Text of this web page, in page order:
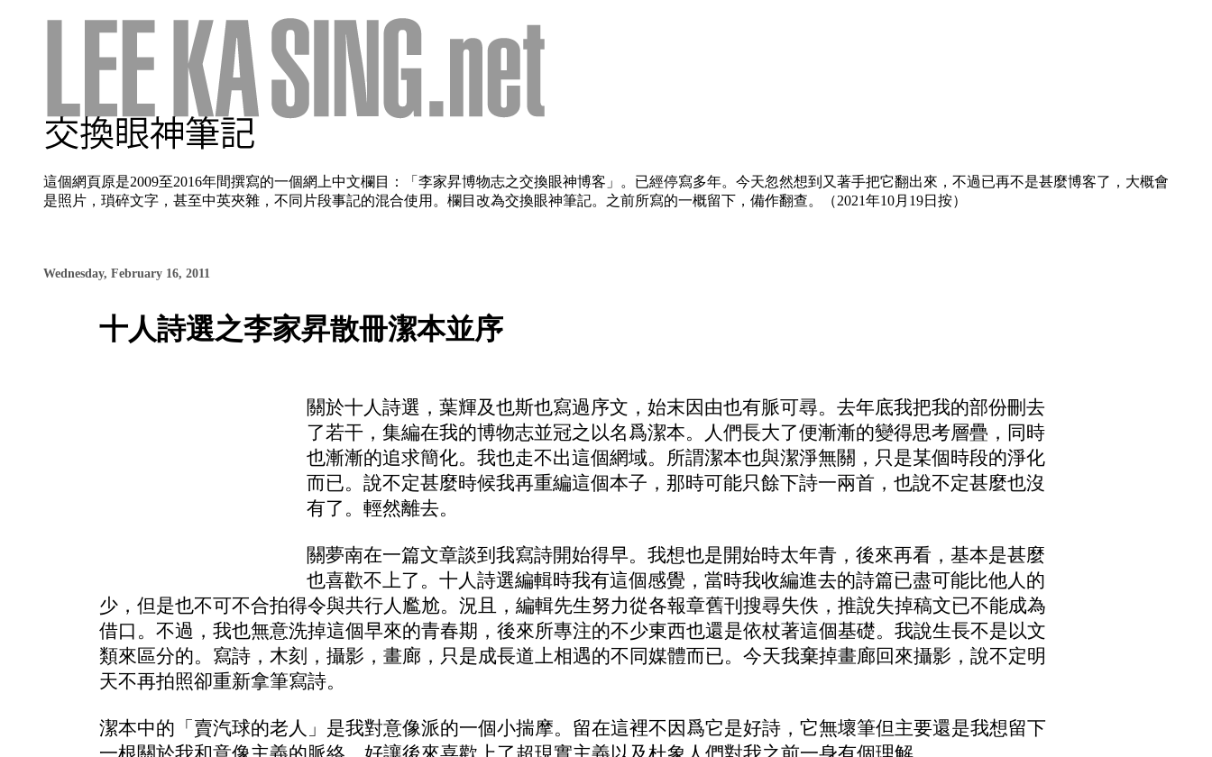
這個網頁原是2009至2016年間撰寫的一個網上中文欄目：「李家昇博物志之交換眼神博客」。已經停寫多年。今天忽然想到又著手把它翻出來，不過已再不是甚麼博客了，大概會
是照片，瑣碎文字，甚至中英夾雜，不同片段事記的混合使用。欄目改為交換眼神筆記。之前所寫的一概留下，備作翻查。（2021年10月19日按）
Wednesday, February 16, 2011
十人詩選之李家昇散冊潔本並序
關於十人詩選，葉輝及也斯也寫過序文，始末因由也有脈可尋。去年底我把我的部份刪去
了若干，集編在我的博物志並冠之以名爲潔本。人們長大了便漸漸的變得思考層疊，同時
也漸漸的追求簡化。我也走不出這個網域。所謂潔本也與潔淨無關，只是某個時段的淨化
而已。說不定甚麼時候我再重編這個本子，那時可能只餘下詩一兩首，也說不定甚麼也沒
有了。輕然離去。
關夢南在一篇文章談到我寫詩開始得早。我想也是開始時太年青，後來再看，基本是甚麼
也喜歡不上了。十人詩選編輯時我有這個感覺，當時我收編進去的詩篇已盡可能比他人的
少，但是也不可不合拍得令與共行人尷尬。況且，編輯先生努力從各報章舊刊搜尋失佚，推說失掉稿文已不能成為
借口。不過，我也無意洗掉這個早來的青春期，後來所專注的不少東西也還是依杖著這個基礎。我說生長不是以文
類來區分的。寫詩，木刻，攝影，畫廊，只 是成長道上相遇的不同媒體而已。今天我棄掉畫廊回來攝影，說不定明
天不再拍照卻重新拿筆寫詩。
潔本中的「賣汽球的老人」是我對意像派的一個小揣摩。留在這裡不因爲它是好詩，它無壞筆但主要還是我想留下